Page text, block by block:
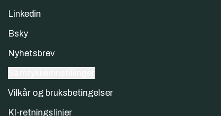
Linkedin
Bsky
Nyhetsbrev
Vilkår og bruksbetingelser
KI-retningslinjer